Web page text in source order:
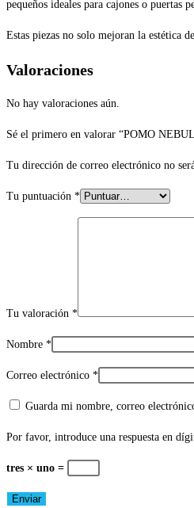
pequeños ideales para cajones o puertas
Estas piezas no solo mejoran la estética
Valoraciones
No hay valoraciones aún.
Sé el primero en valorar “POMO
Tu dirección de correo electrónico no
Tu puntuación *
Tu valoración *
Nombre *
Correo electrónico *
Guarda mi nombre, correo
Por favor, introduce una respuesta en
tres × uno =